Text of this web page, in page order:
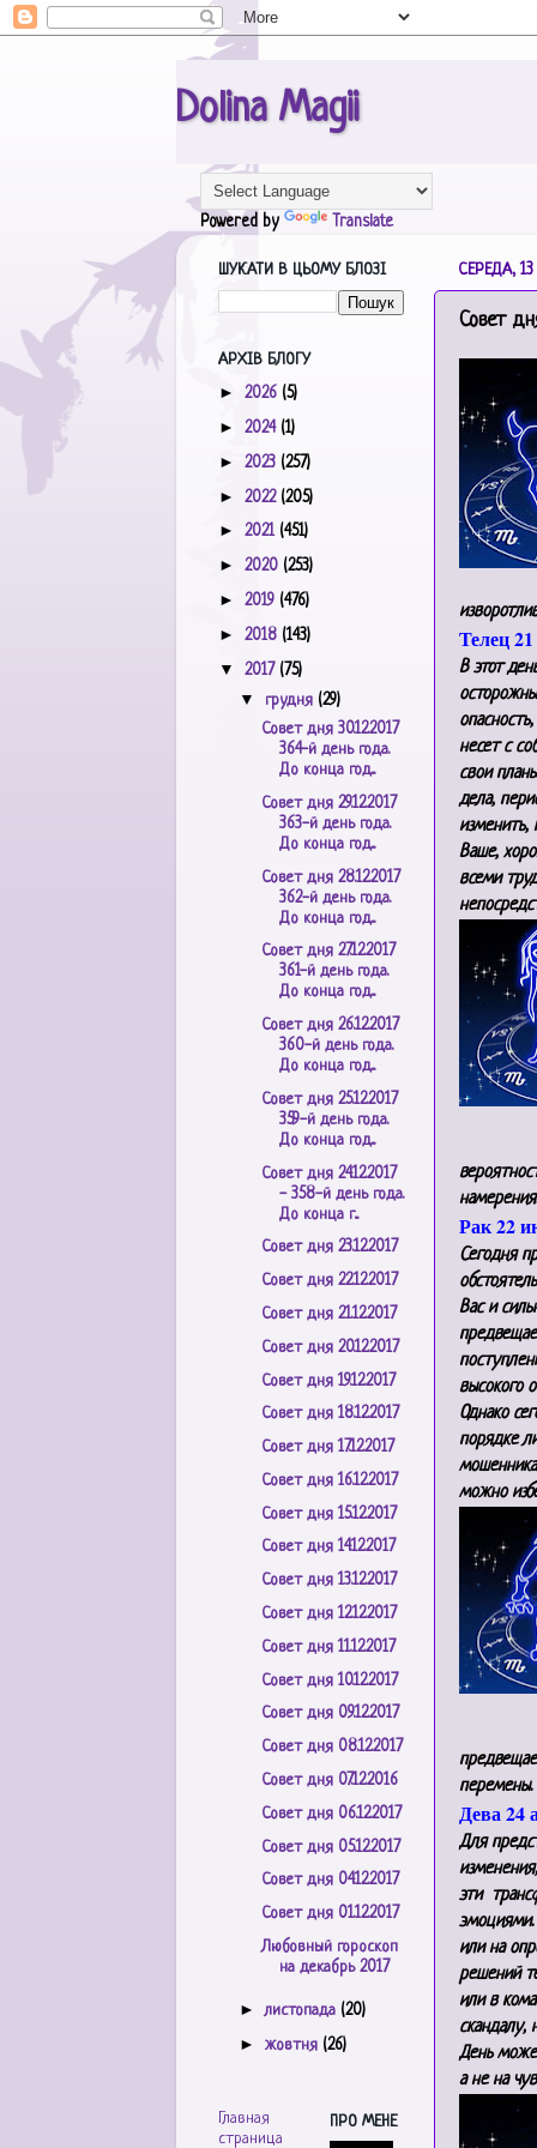
Dolina Magii
Powered by Translate
СЕРЕДА, 13
Совет
Телец
В этот
несет с
свои
дела,
изменить,
Ваше,
всеми
Рак 22
Сегодня
Вас и
высокого
Однако
порядке
можно
перемены.
Дева 24
Для
эти
эмоциями.
или на
решений
или в
скандалу,
День
а не на
ШУКАТИ В ЦЬОМУ БЛОЗІ
АРХІВ БЛОГУ
► 2026 (5)
► 2024 (1)
► 2023 (257)
► 2022 (205)
► 2021 (451)
► 2020 (253)
► 2019 (476)
► 2018 (143)
▼ 2017 (75)
▼ грудня (29)
Совет дня 30.12.2017
364-й день года.
До конца год...
Совет дня 29.12.2017
363-й день года.
До конца год...
Совет дня 28.12.2017
362-й день года.
До конца год...
Совет дня 27.12.2017
361-й день года.
До конца год...
Совет дня 26.12.2017
360-й день года.
До конца год...
Совет дня 25.12.2017
359-й день года.
До конца год...
Совет дня 24.12.2017
- 358-й день года.
До конца г...
Совет дня 23.12.2017
Совет дня 22.12.2017
Совет дня 21.12.2017
Совет дня 20.12.2017
Совет дня 19.12.2017
Совет дня 18.12.2017
Совет дня 17.12.2017
Совет дня 16.12.2017
Совет дня 15.12.2017
Совет дня 14.12.2017
Совет дня 13.12.2017
Совет дня 12.12.2017
Совет дня 11.12.2017
Совет дня 10.12.2017
Совет дня 09.12.2017
Совет дня 08.12.2017
Совет дня 07.12.2016
Совет дня 06.12.2017
Совет дня 05.12.2017
Совет дня 04.12.2017
Совет дня 01.12.2017
Любовный гороскоп
на декабрь 2017
►листопада (20)
►жовтня (26)
Главная
страница
ПРО МЕНЕ